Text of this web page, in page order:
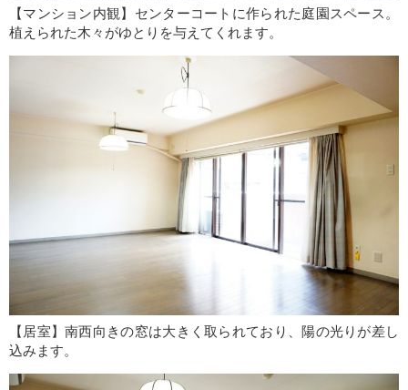
【マンション内観】センターコートに作られた庭園スペース。
植えられた木々がゆとりを与えてくれます。
【居室】南西向きの窓は大きく取られており、陽の光りが差し
込みます。